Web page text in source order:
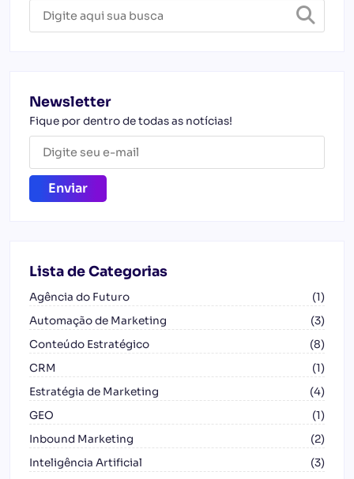
Newsletter
Fique por dentro de todas as notícias!
Lista de Categorias
Agência do Futuro
(1)
Automação de Marketing
(3)
Conteúdo Estratégico
(8)
CRM
(1)
Estratégia de Marketing
(4)
GEO
(1)
Inbound Marketing
(2)
Inteligência Artificial
(3)